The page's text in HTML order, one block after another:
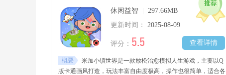
休闲益智
297.66MB
更新时间：
2025-08-09
查看详情
评分： 5.5
概要
米加小镇世界是一款放松治愈模拟人生游戏，主要以Q
版卡通画风打造，玩法丰富自由度极高，操作也很简单，适合各